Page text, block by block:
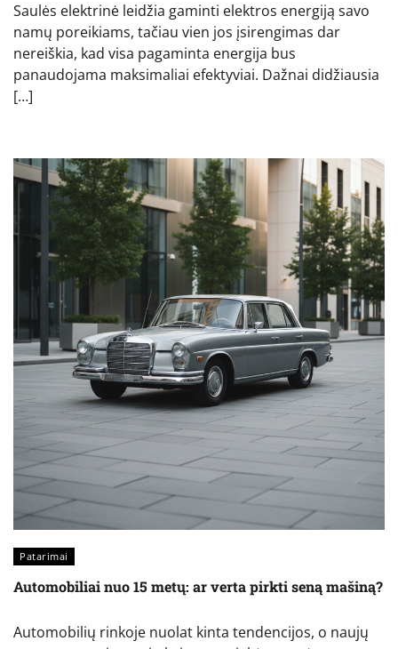
Saulės elektrinė leidžia gaminti elektros energiją savo
namų poreikiams, tačiau vien jos įsirengimas dar
nereiškia, kad visa pagaminta energija bus
panaudojama maksimaliai efektyviai. Dažnai didžiausia
[…]
Patarimai
Automobiliai nuo 15 metų: ar verta pirkti seną mašiną?
Automobilių rinkoje nuolat kinta tendencijos, o naujų